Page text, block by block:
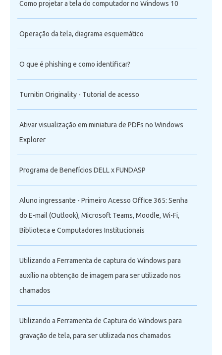
Como projetar a tela do computador no Windows 10
Operação da tela, diagrama esquemático
O que é phishing e como identificar?
Turnitin Originality - Tutorial de acesso
Ativar visualização em miniatura de PDFs no Windows
Explorer
Programa de Benefícios DELL x FUNDASP
Aluno ingressante - Primeiro Acesso Office 365: Senha
do E-mail (Outlook), Microsoft Teams, Moodle, Wi-Fi,
Biblioteca e Computadores Institucionais
Utilizando a Ferramenta de captura do Windows para
auxílio na obtenção de imagem para ser utilizado nos
chamados
Utilizando a Ferramenta de Captura do Windows para
gravação de tela, para ser utilizada nos chamados